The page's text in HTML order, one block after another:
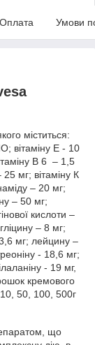
Оплата Умови
міститься:
вітаміну Е - 10
В 6 – 1,5
мг; вітаміну К
– 20 мг;
– 50 мг;
кислоти –
– 8 мг;
мг; лейцину –
- 18,6 мг;
- 19 мг,
кремового
50, 100, 500г
що